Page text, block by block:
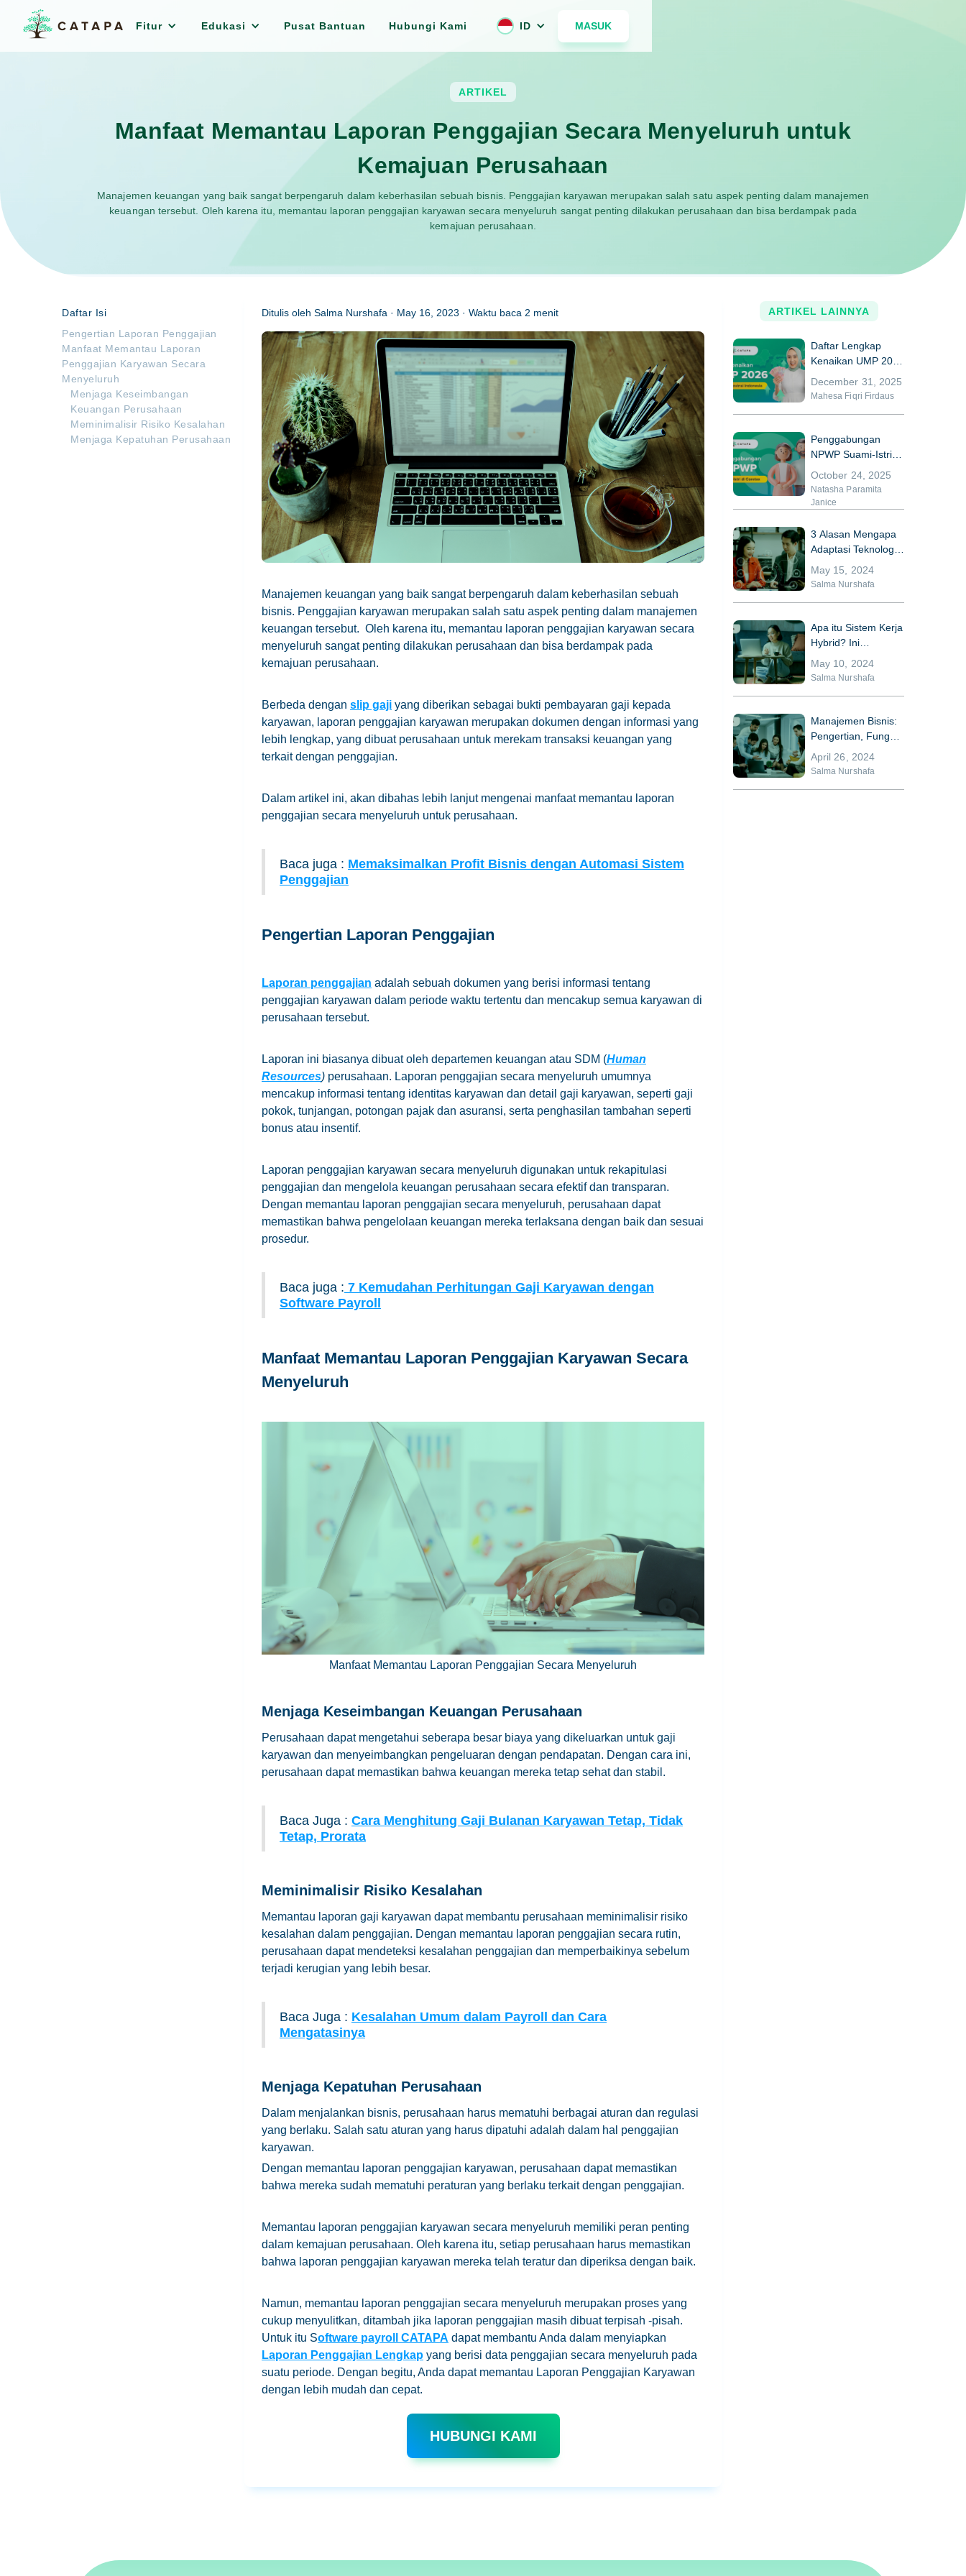
Fitur Edukasi Pusat Bantuan Hubungi Kami ID MASUK
ARTIKEL
Manfaat Memantau Laporan Penggajian Secara Menyeluruh untuk
Kemajuan Perusahaan
Manajemen keuangan yang baik sangat berpengaruh dalam keberhasilan sebuah bisnis. Penggajian karyawan merupakan salah satu aspek penting dalam manajemen
keuangan tersebut. Oleh karena itu, memantau laporan penggajian karyawan secara menyeluruh sangat penting dilakukan perusahaan dan bisa berdampak pada
kemajuan perusahaan.
Daftar Isi
Pengertian Laporan Penggajian
Manfaat Memantau Laporan
Penggajian Karyawan Secara
Menyeluruh
Menjaga Keseimbangan
Keuangan Perusahaan
Meminimalisir Risiko Kesalahan
Menjaga Kepatuhan Perusahaan
Ditulis oleh Salma Nurshafa · May 16, 2023 · Waktu baca 2 menit
Manajemen keuangan yang baik sangat berpengaruh dalam keberhasilan sebuah
bisnis. Penggajian karyawan merupakan salah satu aspek penting dalam manajemen
keuangan tersebut. Oleh karena itu, memantau laporan penggajian karyawan secara
menyeluruh sangat penting dilakukan perusahaan dan bisa berdampak pada
kemajuan perusahaan.
Berbeda dengan slip gaji yang diberikan sebagai bukti pembayaran gaji kepada
karyawan, laporan penggajian karyawan merupakan dokumen dengan informasi yang
lebih lengkap, yang dibuat perusahaan untuk merekam transaksi keuangan yang
terkait dengan penggajian.
Dalam artikel ini, akan dibahas lebih lanjut mengenai manfaat memantau laporan
penggajian secara menyeluruh untuk perusahaan.
Baca juga : Memaksimalkan Profit Bisnis dengan Automasi Sistem
Penggajian
Pengertian Laporan Penggajian
Laporan penggajian adalah sebuah dokumen yang berisi informasi tentang
penggajian karyawan dalam periode waktu tertentu dan mencakup semua karyawan di
perusahaan tersebut.
Laporan ini biasanya dibuat oleh departemen keuangan atau SDM (Human
Resources) perusahaan. Laporan penggajian secara menyeluruh umumnya
mencakup informasi tentang identitas karyawan dan detail gaji karyawan, seperti gaji
pokok, tunjangan, potongan pajak dan asuransi, serta penghasilan tambahan seperti
bonus atau insentif.
Laporan penggajian karyawan secara menyeluruh digunakan untuk rekapitulasi
penggajian dan mengelola keuangan perusahaan secara efektif dan transparan.
Dengan memantau laporan penggajian secara menyeluruh, perusahaan dapat
memastikan bahwa pengelolaan keuangan mereka terlaksana dengan baik dan sesuai
prosedur.
Baca juga : 7 Kemudahan Perhitungan Gaji Karyawan dengan
Software Payroll
Manfaat Memantau Laporan Penggajian Karyawan Secara
Menyeluruh
Manfaat Memantau Laporan Penggajian Secara Menyeluruh
Menjaga Keseimbangan Keuangan Perusahaan
Perusahaan dapat mengetahui seberapa besar biaya yang dikeluarkan untuk gaji
karyawan dan menyeimbangkan pengeluaran dengan pendapatan. Dengan cara ini,
perusahaan dapat memastikan bahwa keuangan mereka tetap sehat dan stabil.
Baca Juga : Cara Menghitung Gaji Bulanan Karyawan Tetap, Tidak
Tetap, Prorata
Meminimalisir Risiko Kesalahan
Memantau laporan gaji karyawan dapat membantu perusahaan meminimalisir risiko
kesalahan dalam penggajian. Dengan memantau laporan penggajian secara rutin,
perusahaan dapat mendeteksi kesalahan penggajian dan memperbaikinya sebelum
terjadi kerugian yang lebih besar.
Baca Juga : Kesalahan Umum dalam Payroll dan Cara
Mengatasinya
Menjaga Kepatuhan Perusahaan
Dalam menjalankan bisnis, perusahaan harus mematuhi berbagai aturan dan regulasi
yang berlaku. Salah satu aturan yang harus dipatuhi adalah dalam hal penggajian
karyawan.
Dengan memantau laporan penggajian karyawan, perusahaan dapat memastikan
bahwa mereka sudah mematuhi peraturan yang berlaku terkait dengan penggajian.
Memantau laporan penggajian karyawan secara menyeluruh memiliki peran penting
dalam kemajuan perusahaan. Oleh karena itu, setiap perusahaan harus memastikan
bahwa laporan penggajian karyawan mereka telah teratur dan diperiksa dengan baik.
Namun, memantau laporan penggajian secara menyeluruh merupakan proses yang
cukup menyulitkan, ditambah jika laporan penggajian masih dibuat terpisah -pisah.
Untuk itu Software payroll CATAPA dapat membantu Anda dalam menyiapkan
Laporan Penggajian Lengkap yang berisi data penggajian secara menyeluruh pada
suatu periode. Dengan begitu, Anda dapat memantau Laporan Penggajian Karyawan
dengan lebih mudah dan cepat.
HUBUNGI KAMI
ARTIKEL LAINNYA
Daftar Lengkap
Kenaikan UMP 2026
di 38 Provinsi
Indonesia
December 31, 2025
Mahesa Fiqri Firdaus
Penggabungan
NPWP Suami-Istri di
Coretax
October 24, 2025
Natasha Paramita
Janice
3 Alasan Mengapa
Adaptasi Teknologi
Bisa Meningkatkan
Kinerja HR
May 15, 2024
Salma Nurshafa
Apa itu Sistem Kerja
Hybrid? Ini
Kelebihan dan
Kekurangannya
May 10, 2024
Salma Nurshafa
Manajemen Bisnis:
Pengertian, Fungsi,
dan Komponennya
April 26, 2024
Salma Nurshafa